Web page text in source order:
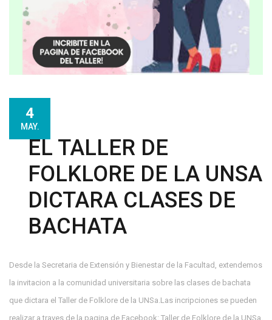
4
MAY.
EL TALLER DE
FOLKLORE DE LA UNSA
DICTARA CLASES DE
BACHATA
Desde la Secretaria de Extensión y Bienestar de la Facultad, extendemos
la invitacion a la comunidad universitaria sobre las clases de bachata
que dictara el Taller de Folklore de la UNSa.Las incripciones se pueden
realizar a traves de la pagina de Facebook: Taller de Folklore de la UNSa.